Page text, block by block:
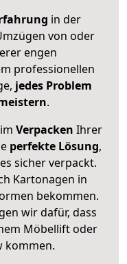
in der
von oder
engen
professionellen
jedes Problem
.
Verpacken Ihrer
perfekte Lösung,
sicher verpackt.
Kartonagen in
bekommen.
wir dafür, dass
Möbellift oder
kommen.